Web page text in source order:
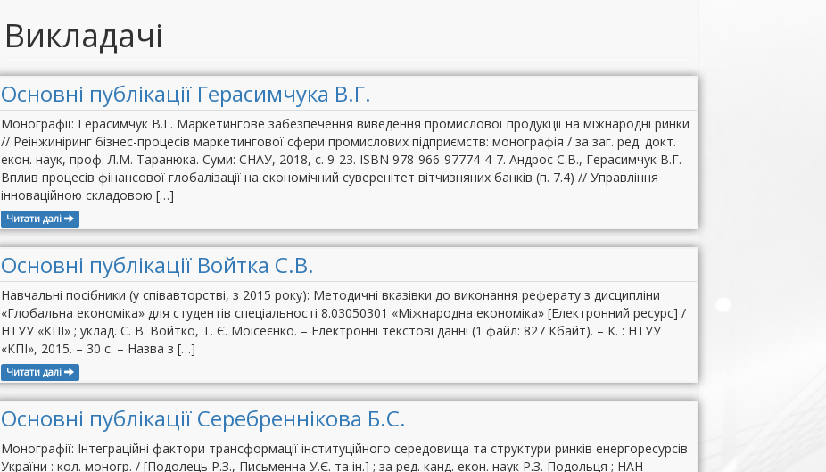
Викладачі
Основні публікації Герасимчука В.Г.
Монографії: Герасимчук В.Г. Маркетингове забезпечення виведення промислової продукції на міжнародні ринки
// Реінжиніринг бізнес-процесів маркетингової сфери промислових підприємств: монографія / за заг. ред. докт.
екон. наук, проф. Л.М. Таранюка. Суми: СНАУ, 2018, с. 9-23. ISBN 978-966-97774-4-7. Андрос С.В., Герасимчук В.Г.
Вплив процесів фінансової глобалізації на економічний суверенітет вітчизняних банків (п. 7.4) // Управління
інноваційною складовою […]
Читати далі
Основні публікації Войтка С.В.
Навчальні посібники (у співавторстві, з 2015 року): Методичні вказівки до виконання реферату з дисципліни
«Глобальна економіка» для студентів спеціальності 8.03050301 «Міжнародна економіка» [Електронний ресурс] /
НТУУ «КПІ» ; уклад. С. В. Войтко, Т. Є. Моісеєнко. – Електронні текстові данні (1 файл: 827 Кбайт). – К. : НТУУ
«КПІ», 2015. – 30 с. – Назва з […]
Читати далі
Основні публікації Серебреннікова Б.С.
Монографії: Інтеграційні фактори трансформації інституційного середовища та структури ринків енергоресурсів
України : кол. моногр. / [Подолець Р.З., Письменна У.Є. та ін.] ; за ред. канд. екон. наук Р.З. Подольця ; НАН